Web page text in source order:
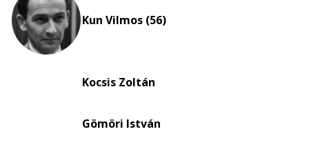
Kun Vilmos (56)
Kocsis Zoltán
Gömöri István